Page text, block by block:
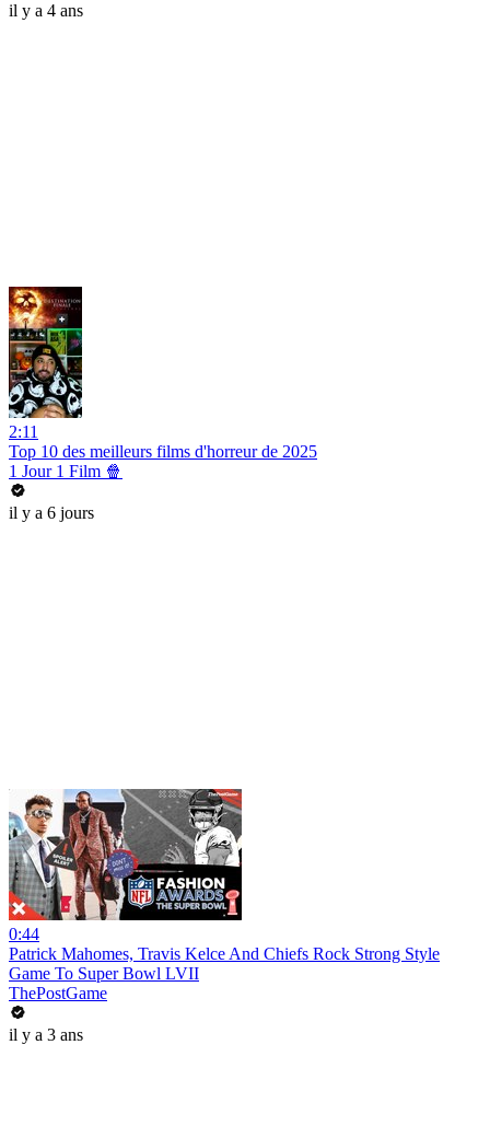
il y a 4 ans
2:11
Top 10 des meilleurs films d'horreur de 2025
1 Jour 1 Film 🍿
il y a 6 jours
0:44
Patrick Mahomes, Travis Kelce And Chiefs Rock Strong Style
Game To Super Bowl LVII
ThePostGame
il y a 3 ans